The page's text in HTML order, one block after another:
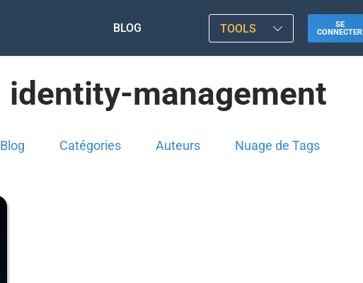
BLOG TOOLS
SE
CONNECTER
identity-management
Blog Catégories Auteurs Nuage de Tags